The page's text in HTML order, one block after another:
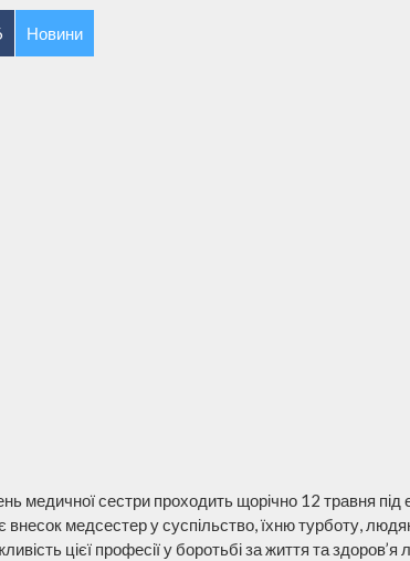
Новини
медичної сестри проходить щорічно 12 травня
медсестер у суспільство, їхню турботу,
цієї професії у боротьбі за життя та